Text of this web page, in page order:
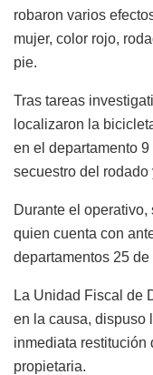
robaron varios
mujer, color rojo,
pie.
Tras tareas
localizaron la
en el departamento
secuestro del
Durante el operativo,
quien cuenta con
departamentos 25
La Unidad Fiscal de
en la causa, dispuso
inmediata restitución
propietaria.